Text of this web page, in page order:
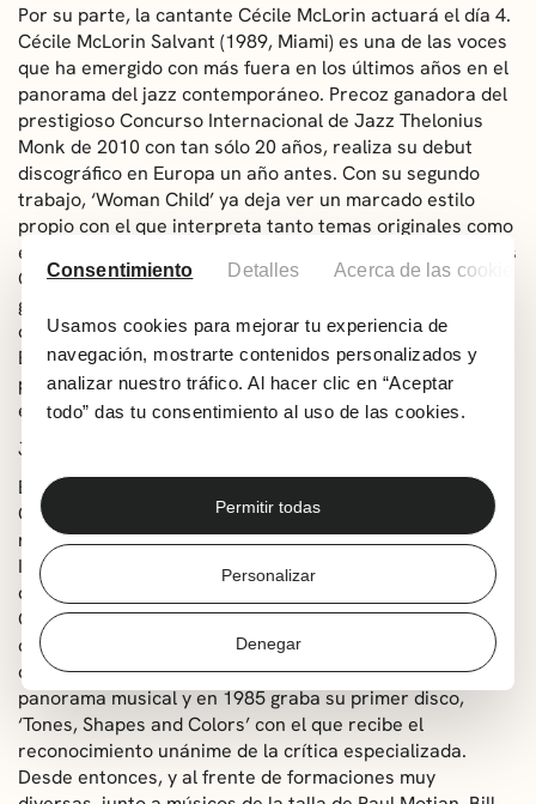
Consentimiento Detalles Acerca de las cookies
Usamos cookies para mejorar tu experiencia de
navegación, mostrarte contenidos personalizados y
analizar nuestro tráfico. Al hacer clic en “Aceptar
todo” das tu consentimiento al uso de las cookies.
Permitir todas
Personalizar
Denegar
Por su parte, la cantante Cécile McLorin actuará el día 4.
Cécile McLorin Salvant (1989, Miami) es una de las voces
que ha emergido con más fuera en los últimos años en el
panorama del jazz contemporáneo. Precoz ganadora del
prestigioso Concurso Internacional de Jazz Thelonius
Monk de 2010 con tan sólo 20 años, realiza su debut
discográfico en Europa un año antes. Con su segundo
trabajo, ‘Woman Child’ ya deja ver un marcado estilo
propio con el que interpreta tanto temas originales como
estándares, que le valdría una nominación en los premios
Grammy al Mejor Álbum Vocal de Jazz, premio que
ganaría al siguiente año con ‘From One to Love’, con el
que copa los puestos más altos de las listas de jazz en
Estados Unidos. Desde entonces, no ha dejado de dar
pasos en una carrera fulgurante que le ha llevado a los
escenarios internacionales más prestigiosos.
Joe Lovano
El día 5, sábado, subirá al escenario Joe Lovano (1952,
Cleveland) uno de los saxofonistas tenores más
respetados y apreciados de la escena jazzística.
Innovador, espontáneo y gran improvisador, empezó a
despuntar a finales de los años 60 junto a músicos como
George Benson, Woody Herman o Mel Lewis. Tras
colaborar con numerosos artistas, a principio de la
década de los 80 empieza a hacerse un nombre en el
panorama musical y en 1985 graba su primer disco,
‘Tones, Shapes and Colors’ con el que recibe el
reconocimiento unánime de la crítica especializada.
Desde entonces, y al frente de formaciones muy